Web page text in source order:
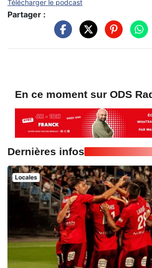
Télécharger le podcast
Partager :
En ce moment sur ODS
Dernières infos
Locales